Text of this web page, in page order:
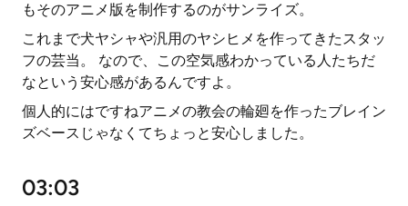
もそのアニメ版を制作するのがサンライズ。
これまで犬ヤシャや汎用のヤシヒメを作ってきたスタッ
フの芸当。 なので、この空気感わかっている人たちだ
なという安心感があるんですよ。
個人的にはですねアニメの教会の輪廻を作ったブレイン
ズベースじゃなくてちょっと安心しました。
03:03